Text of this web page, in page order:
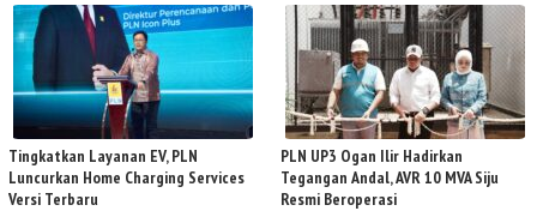
Tingkatkan Layanan EV, PLN
Luncurkan Home Charging Services
Versi Terbaru
PLN UP3 Ogan Ilir Hadirkan
Tegangan Andal, AVR 10 MVA Siju
Resmi Beroperasi